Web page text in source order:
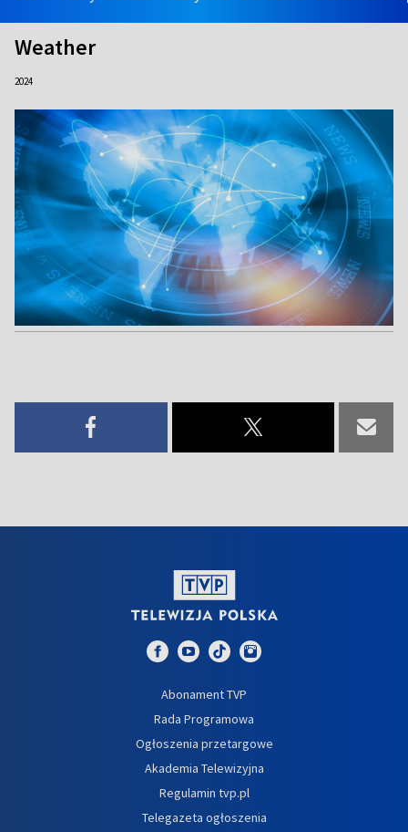
Weather
2024
Abonament TVP
Rada Programowa
Ogłoszenia przetargowe
Akademia Telewizyjna
Regulamin tvp.pl
Telegazeta ogłoszenia